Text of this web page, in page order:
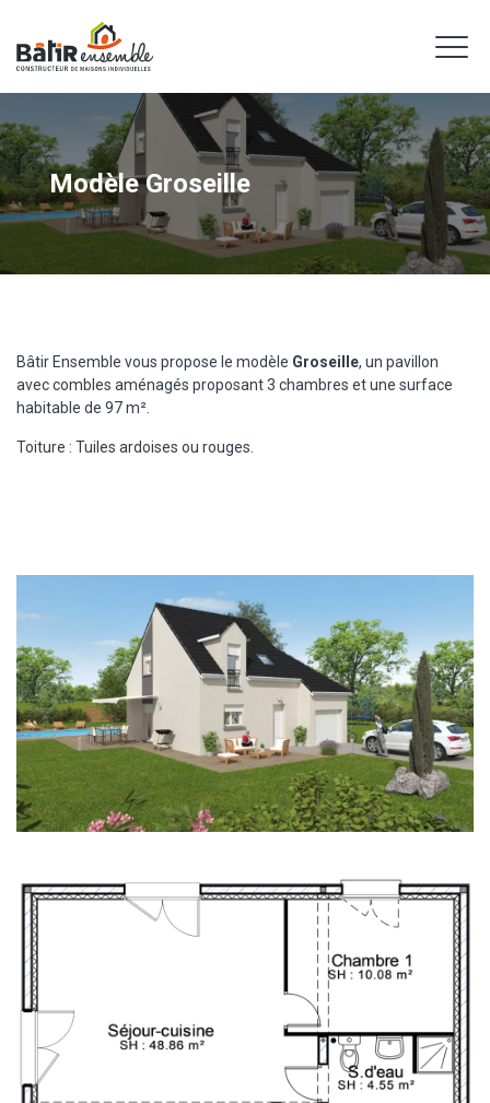
Modèle Groseille
Bâtir Ensemble vous propose le modèle Groseille, un pavillon
avec combles aménagés proposant 3 chambres et une surface
habitable de 97 m².
Toiture : Tuiles ardoises ou rouges.